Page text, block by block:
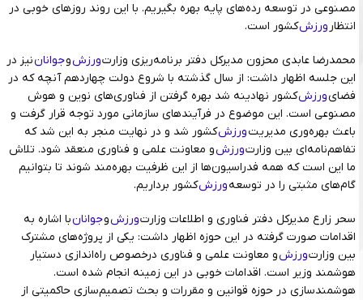
مصنوعی در توسعه رده‌های پایه بهره بگیریم. با این روند روزهای خوبی در
انتظار ورزشکشور است.
محمدرضا عابدی محزون مدیرکل دفتر برنامه‌ریزی وزارتورزشوجواناننیز در
این جلسه اظهار داشت: از سال گذشته با شروع دولت چهاردهم آنچه که در
فضایورزشکشور نهادینه شد بهره گرفتن از فناوری‌های نوین و هوش
مصنوعی است. این موضوع در فرآیندهای سازمانی مورد توجه قرار گرفت و
باعث بهره‌وری مدیریتورزشکشور شد و در نهایت منجر به این شد که
تفاهم‌نامه‌ای بین وزارتورزشو معاونت علمی و فناوری منعقد شود. تلاش
ما این است که همه فدراسیون‌ها از این ظرفیت بهره‌مند شوند تا بتوانیم
گام‌های مثبتی را در توسعهورزشکشور برداریم.
سحر زارع مدیرکل دفتر فناوری و اطلاعات وزارتورزشوجوانانبا اشاره به
اقدامات صورت گرفته در این حوزه اظهار داشت: یکی از پروژه‌های مشترک
بین وزارتورزشو معاونت علمی و فناوری درخصوص راه‌اندازی دستیار
هوشمند وزیر است. اقدامات خوبی در این زمینه انجام شده است.
هوشمندسازی در حوزه قوانین و مقررات و بحث تصمیم‌سازی حاکمیتی از